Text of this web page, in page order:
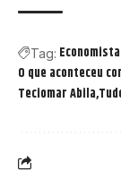
Tag:
O que aconteceu
Teciomar Abila